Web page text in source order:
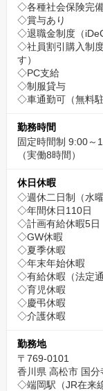
◇各種社会保険完
◇賞与あり
◇退職金制度（
◇社員割引購入制
す）
◇PC支給
◇制服貸与
◇車通勤可（無料駐
勤務時間
固定時間制 9:00～
（実働8時間）
休日休暇
◇週休二日制（水
◇年間休日110日
◇計画有給休暇5日
◇GW休暇
◇夏季休暇
◇年末年始休暇
◇有給休暇（法定通
◇育児休暇
◇慶弔休暇
◇介護休暇
勤務地
〒769-0101
香川県 高松市 国分
◇端岡駅（JR在来